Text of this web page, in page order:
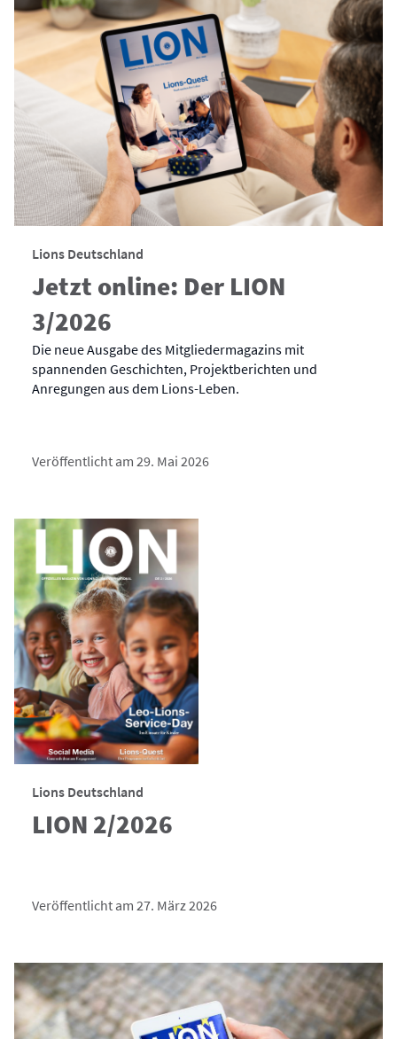
Lions Deutschland
Jetzt online: Der LION
3/2026
Die neue Ausgabe des Mitgliedermagazins mit
spannenden Geschichten, Projektberichten und
Anregungen aus dem Lions-Leben.
Veröffentlicht am 29. Mai 2026
Lions Deutschland
LION 2/2026
Veröffentlicht am 27. März 2026